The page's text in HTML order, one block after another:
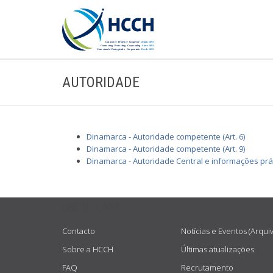
AUTORIDADE
Dinamarca - Autoridade competente (Art. 6)
Dinamarca - Autoridade competente (Art. 9)
Dinamarca - Autoridade Central e informações
Contacto
Sobre a HCCH
FAQ
Notícias e Eventos
Últimas atualizações
Recrutamento